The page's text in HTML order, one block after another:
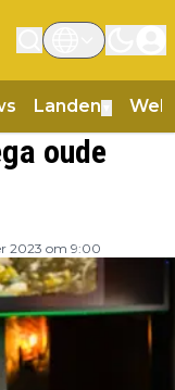
Landen
oude
2023 om 9:00